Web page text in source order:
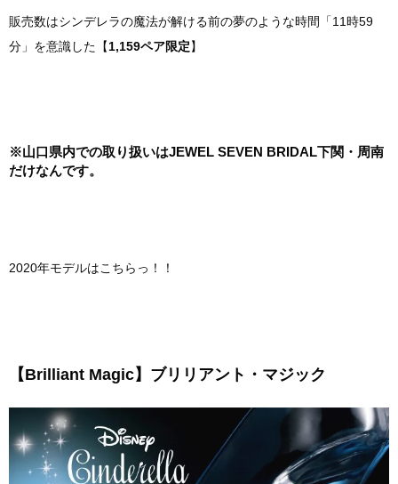
販売数はシンデレラの魔法が解ける前の夢のような時間「11時59
分」を意識した【1,159ペア限定】
※山口県内での取り扱いはJEWEL SEVEN BRIDAL下関・周南
だけなんです。
2020年モデルはこちらっ！！
【Brilliant Magic】ブリリアント・マジック